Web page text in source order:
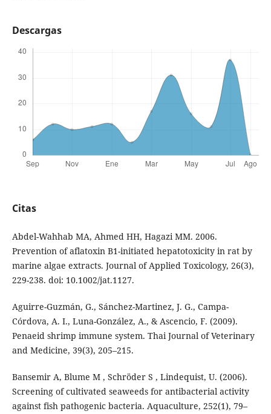
Descargas
Citas
Abdel-Wahhab MA, Ahmed HH, Hagazi MM. 2006.
Prevention of aflatoxin B1-initiated hepatotoxicity in rat by
marine algae extracts. Journal of Applied Toxicology, 26(3),
229-238. doi: 10.1002/jat.1127.
Aguirre-Guzmán, G., Sánchez-Martinez, J. G., Campa-
Córdova, A. I., Luna-González, A., & Ascencio, F. (2009).
Penaeid shrimp immune system. Thai Journal of Veterinary
and Medicine, 39(3), 205–215.
Bansemir A, Blume M , Schröder S , Lindequist, U. (2006).
Screening of cultivated seaweeds for antibacterial activity
against fish pathogenic bacteria. Aquaculture, 252(1), 79–